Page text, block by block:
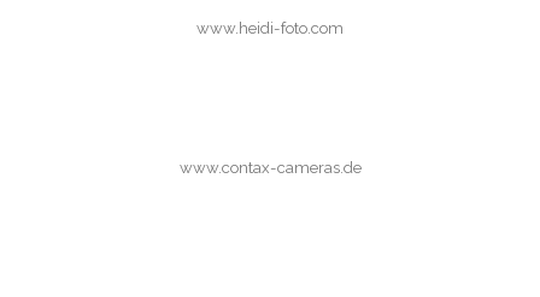
www.heidi-foto.com
www.contax-cameras.de